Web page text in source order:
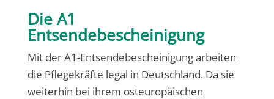
Die A1
Entsendebescheinigung
Mit der A1-Entsendebescheinigung arbeiten
die Pflegekräfte legal in Deutschland. Da sie
weiterhin bei ihrem osteuropäischen